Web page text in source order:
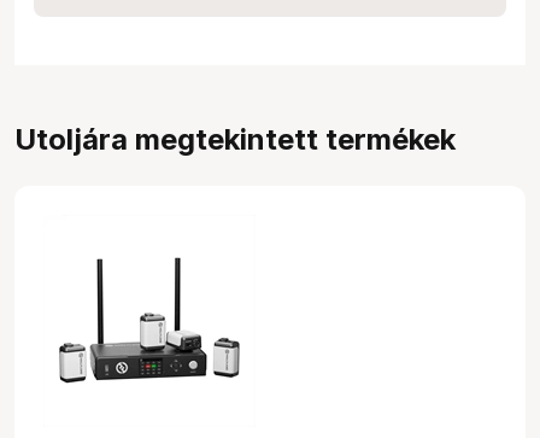
Utoljára megtekintett termékek